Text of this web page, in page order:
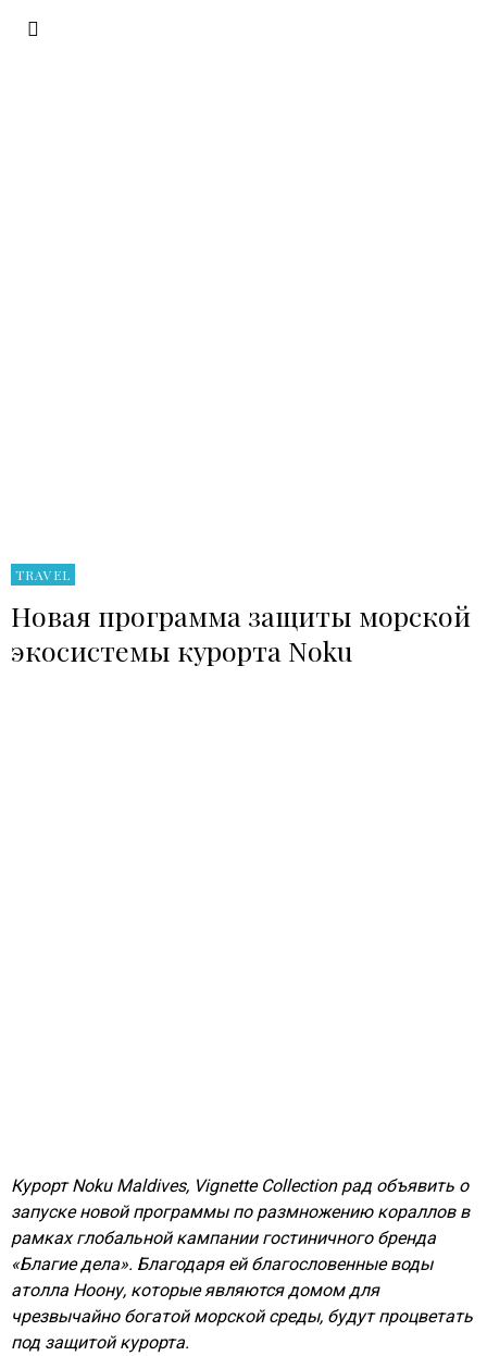
TRAVEL
Новая программа защиты морской
экосистемы курорта Noku
Курорт Noku Maldives, Vignette Collection рад объявить о
запуске новой программы по размножению кораллов в
рамках глобальной кампании гостиничного бренда
«Благие дела». Благодаря ей благословенные воды
атолла Ноону, которые являются домом для
чрезвычайно богатой морской среды, будут процветать
под защитой курорта.